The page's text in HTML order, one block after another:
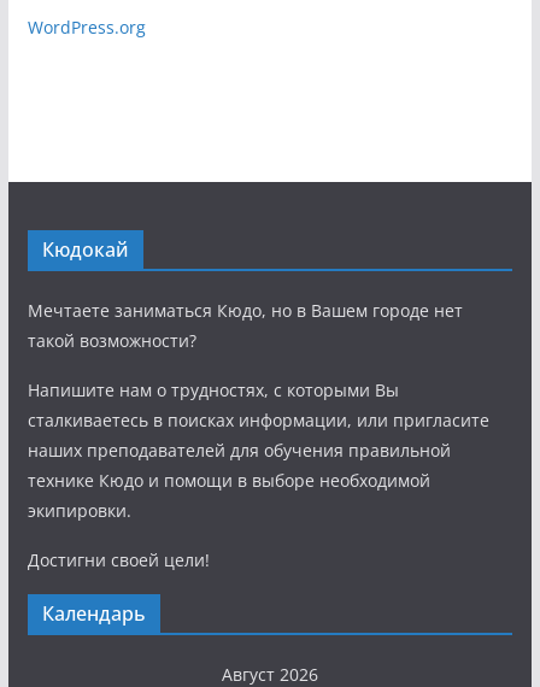
WordPress.org
Кюдокай
Мечтаете заниматься Кюдо, но в Вашем городе нет
такой возможности?
Напишите нам о трудностях, с которыми Вы
сталкиваетесь в поисках информации, или пригласите
наших преподавателей для обучения правильной
технике Кюдо и помощи в выборе необходимой
экипировки.
Достигни своей цели!
Календарь
Август 2026